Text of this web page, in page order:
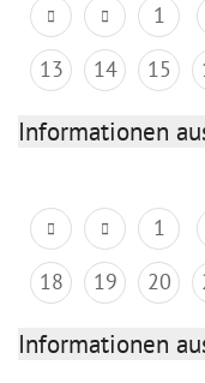
1
13
14 15
Informationen
1
18
19 20
Informationen